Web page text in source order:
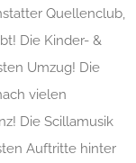
Quellenclub,
Die Kinder- &
Umzug! Die
vielen
Die Scillamusik
Auftritte hinter